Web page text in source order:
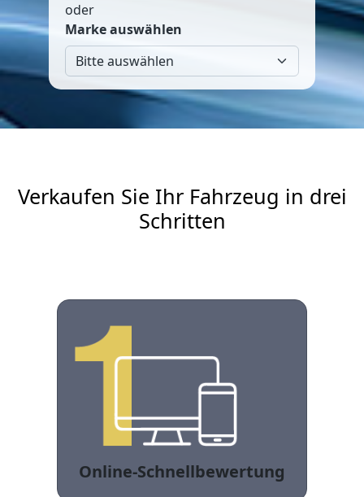
oder
Marke auswählen
Verkaufen Sie Ihr Fahrzeug in drei
Schritten
Online-Schnellbewertung